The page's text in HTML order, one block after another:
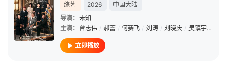
综艺 2026
中国大陆
导演： 未知
主演： 曾志伟 / 郝蕾 / 何赛飞 / 刘涛 / 刘晓庆 / 吴镇宇 /
立即播放